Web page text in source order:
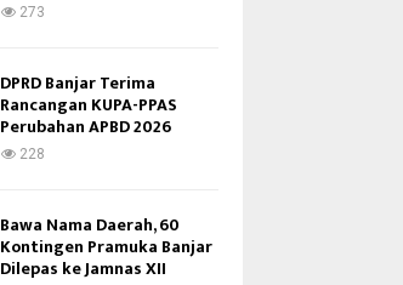
273
DPRD Banjar Terima
Rancangan KUPA-PPAS
Perubahan APBD 2026
228
Bawa Nama Daerah, 60
Kontingen Pramuka Banjar
Dilepas ke Jamnas XII